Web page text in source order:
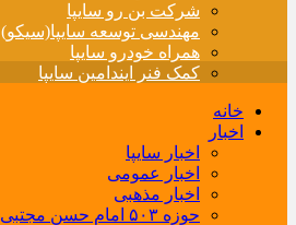
شرکت بن رو سایپا
مهندسی توسعه سایپا(سیکو)
همراه خودرو سایپا
کمک فنر ایندامین سایپا
خانه
اخبار
اخبار سایپا
اخبار عمومی
اخبار مذهبی
حوزه ۵۰۳ امام حسن مجتبی(ع) گروه سایپا